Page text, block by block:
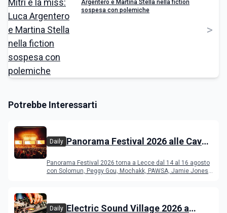
Argentero e Martina Stella nella fiction
sospesa con polemiche
>
Potrebbe Interessarti
Daily Panorama Festival 2026 alle Cave
programma
Panorama Festival 2026 torna a Lecce dal 14 al 16 agosto
con Solomun, Peggy Gou, Mochakk, PAWSA, Jamie Jones
Daily Electric Sound Village 2026 a